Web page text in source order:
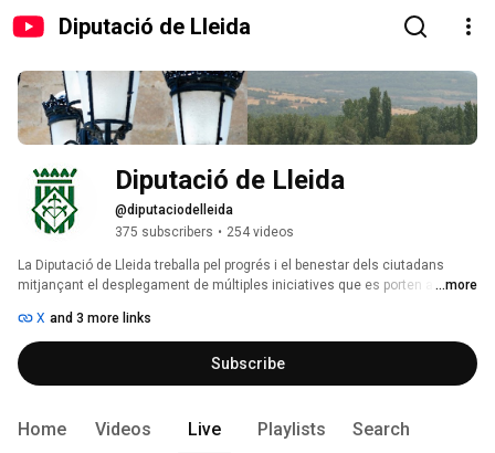
Diputació de Lleida
Diputació de Lleida
@diputaciodelleida
375 subscribers • 254 videos
La Diputació de Lleida treballa pel progrés i el benestar dels ciutadans
mitjançant el desplegament de múltiples iniciatives que es porten a terme
Consell Generau d’Aran i la Generalitat; i a través d’inversions que arriben a
tot el territori.
...more
X and 3 more links
Subscribe
Home Videos Live Playlists Search